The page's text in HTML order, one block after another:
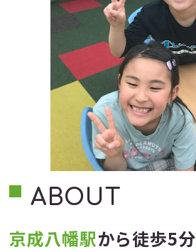
ABOUT
京成八幡駅から徒歩5分